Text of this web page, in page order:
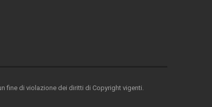
fine di violazione dei diritti di Copyright vigenti.